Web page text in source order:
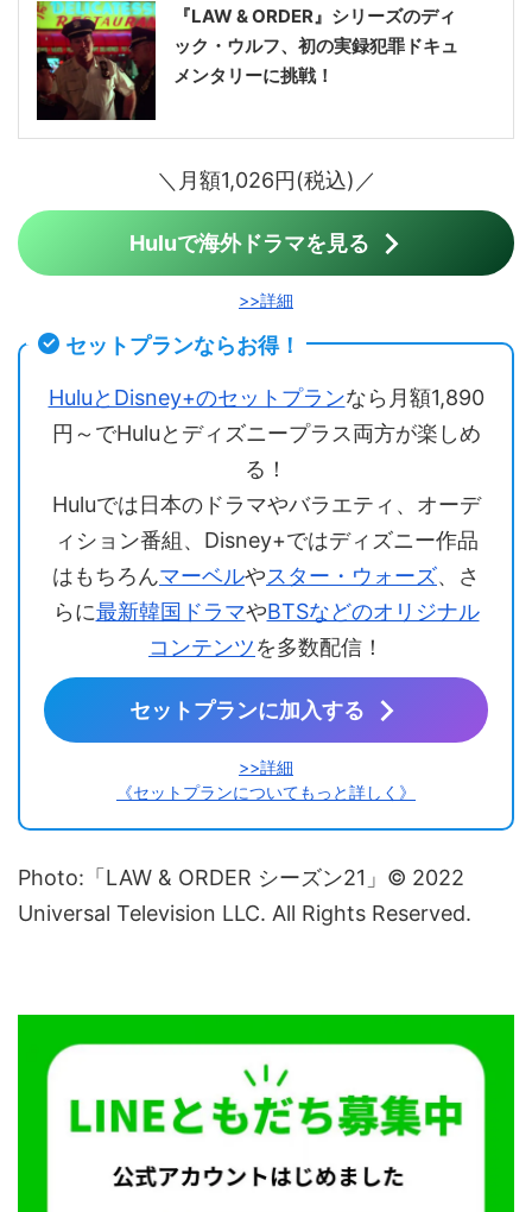
『LAW & ORDER』シリーズのディ
ック・ウルフ、初の実録犯罪ドキュ
メンタリーに挑戦！
＼月額1,026円(税込)／
Huluで海外ドラマを見る
>>詳細
セットプランならお得！
HuluとDisney+のセットプランなら月額1,890
円～でHuluとディズニープラス両方が楽しめ
る！
Huluでは日本のドラマやバラエティ、オーデ
ィション番組、Disney+ではディズニー作品
はもちろんマーベルやスター・ウォーズ、さ
らに最新韓国ドラマやBTSなどのオリジナル
コンテンツを多数配信！
セットプランに加入する
>>詳細
《セットプランについてもっと詳しく》
Photo:「LAW & ORDER シーズン21」© 2022
Universal Television LLC. All Rights Reserved.